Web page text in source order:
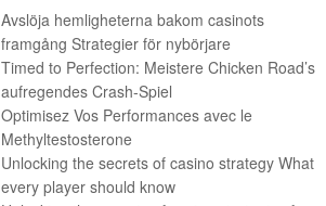
Avslöja hemligheterna bakom casinots
framgång Strategier för nybörjare
Timed to Perfection: Meistere Chicken Road’s
aufregendes Crash-Spiel
Optimisez Vos Performances avec le
Methyltestosterone
Unlocking the secrets of casino strategy What
every player should know